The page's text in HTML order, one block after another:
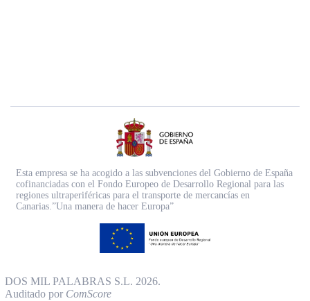
Esta empresa se ha acogido a las subvenciones del Gobierno de España
cofinanciadas con el Fondo Europeo de Desarrollo Regional para las
regiones ultraperiféricas para el transporte de mercancías en
Canarias.”Una manera de hacer Europa”
DOS MIL PALABRAS S.L. 2026.
Auditado por ComScore